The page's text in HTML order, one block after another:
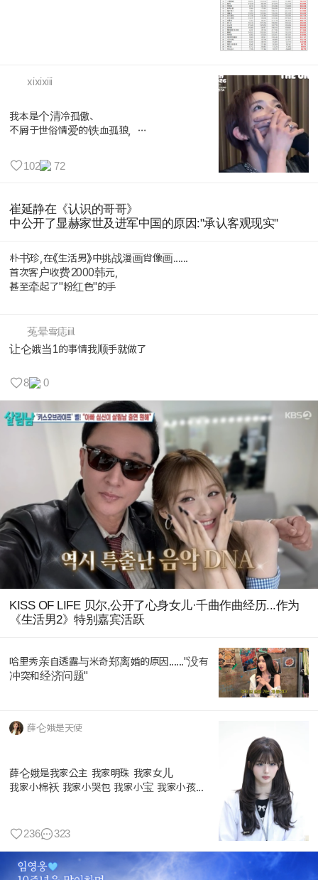
xixixiii
我本是个清冷孤傲、
不屑于世俗情爱的铁血孤狼，
102 72
崔延静在《认识的哥哥》
中公开了显赫家世及进军中国的原因:"承认客观现实"
朴书珍,在《生活男》中挑战漫画肖像画......
首次客户收费2000韩元,
甚至牵起了"粉红色"的手
菟晕雪痣iiil
让仑娥当1的事情我顺手就做了
8 0
KISS OF LIFE 贝尔,公开了心身女儿·千曲作曲经历...作为
《生活男2》特别嘉宾活跃
哈里秀亲自透露与米奇郑离婚的原因......"没有
冲突和经济问题"
薛仑娥是天使
薛仑娥是我家公主 我家明珠 我家女儿
我家小棉袄 我家小哭包 我家小宝 我家小孩...
236 323